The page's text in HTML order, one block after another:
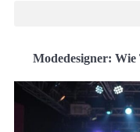
Modedesigner: